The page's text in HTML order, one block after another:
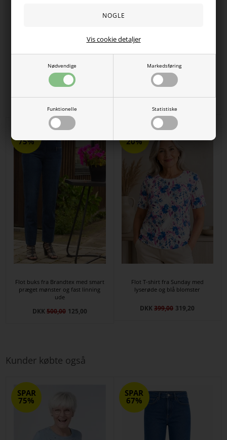
Nødvendige Markedsføring
Funktionelle Statistiske
Vis cookie detaljer
CERO damestrækbukser i
sandfarvet mønster med slank
700,00 525,00
Smart ternet CERO bukser gråsort
75%
Flot buks fra Brandtex med smart
præget mønster og fast linning
ude
DKK500,00 125,00
20%
Flot T-shirt fra Sunday med
lyserøde og blå blomster
DKK399,00 319,20
Kunder købte også
SPAR
75%
SPAR
67%